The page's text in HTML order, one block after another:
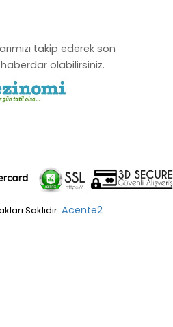
takip ederek son
olabilirsiniz.
Saklıdır. Acente2